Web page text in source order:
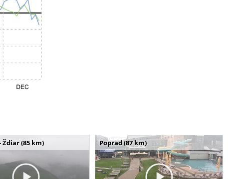
(85 km) Poprad (87 km)